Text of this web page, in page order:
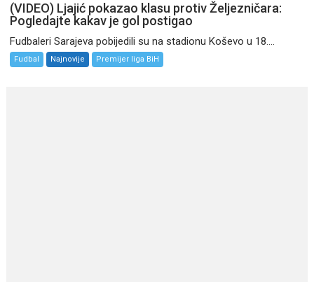
(VIDEO) Ljajić pokazao klasu protiv Željezničara:
Pogledajte kakav je gol postigao
Fudbaleri Sarajeva pobijedili su na stadionu Koševo u 18....
Fudbal Najnovije Premijer liga BiH